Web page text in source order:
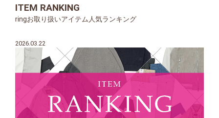
ITEM RANKING
ringお取り扱いアイテム人気ランキング
2026.03.22